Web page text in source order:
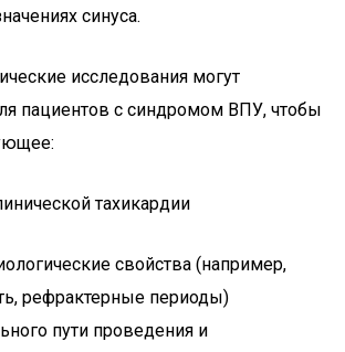
синуса.
исследования могут
пациентов с синдромом ВПУ, чтобы
тахикардии
свойства (например,
рефрактерные периоды)
пути проведения и